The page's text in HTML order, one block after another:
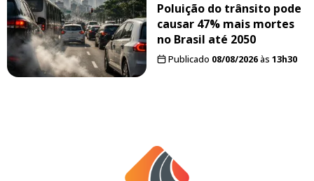
Poluição do trânsito pode
causar 47% mais mortes
no Brasil até 2050
Publicado 08/08/2026às 13h30